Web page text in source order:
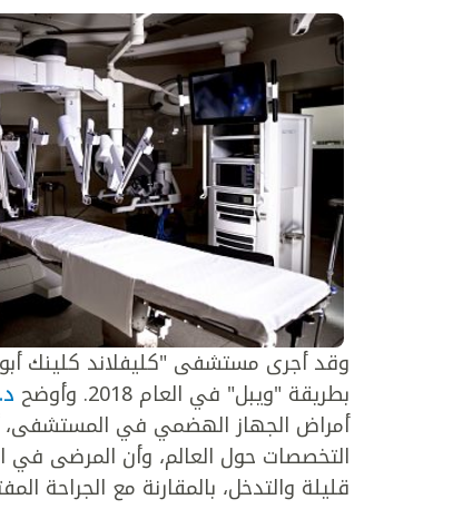
بطريقة "ويبل" في العام 2018. وأوضح
أمراض الجهاز الهضمي في المستشفى،
التخصصات حول العالم، وأن المرضى في
قليلة والتدخل، بالمقارنة مع الجراحة